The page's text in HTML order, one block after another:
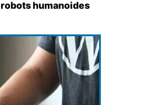
robots humanoides